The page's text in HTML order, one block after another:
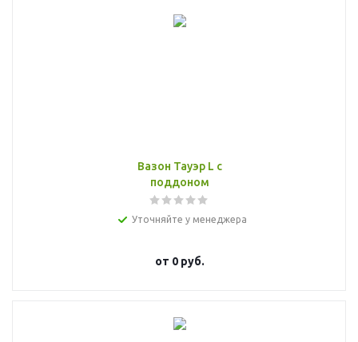
Вазон Тауэр L с
поддоном
Уточняйте у менеджера
от 0 руб.